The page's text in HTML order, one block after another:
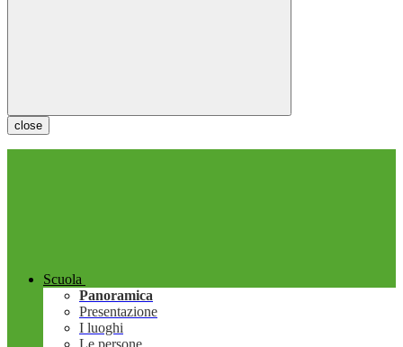
close
Scuola
Panoramica
Presentazione
I luoghi